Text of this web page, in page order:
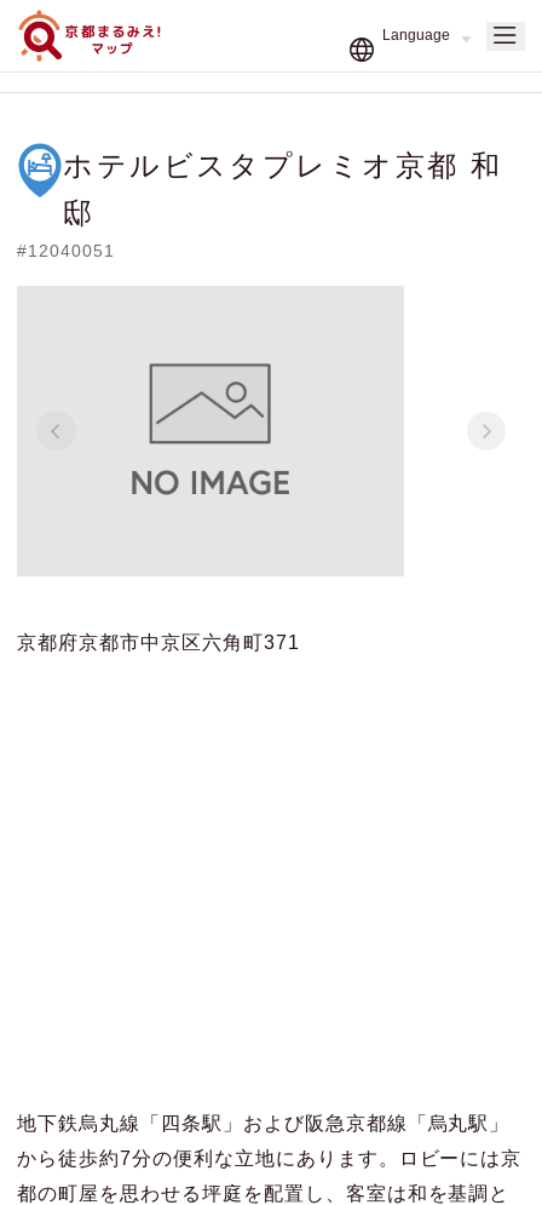
ホテルビスタプレミオ京都 和
邸
#12040051
京都府京都市中京区六角町371
地下鉄烏丸線「四条駅」および阪急京都線「烏丸駅」
から徒歩約7分の便利な立地にあります。ロビーには京
都の町屋を思わせる坪庭を配置し、客室は和を基調と